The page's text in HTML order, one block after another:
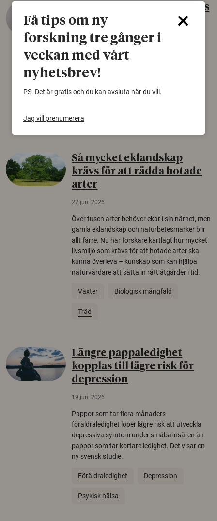
Gammalt skinn var Sveriges
äldsta sko
22 juni 2026
Det som arkeologer länge trodde var en
gammal sko. Fyndet bär spår av romerskt
Arkeologi
Så mycket eklandskap
krävs för att rädda hotade
arter
22 juni 2026
Över tusen arter behöver ekar i sin närhet, men
gamla eklandskap och naturbetesmarker blir
allt färre. Nu har forskare kartlagt hur mycket
livsmiljö som krävs för att hotade arter ska
kunna överleva – kunskap som kan hjälpa
naturvårdare att sätta in rätt åtgärder i tid.
Växter Biologisk mångfald
Träd
Längre pappaledighet
kopplas till lägre risk för
depression
19 juni 2026
Pappor som tar flera månaders
föräldraledighet löper lägre risk att utveckla
depressiva symtom under småbarnsåren än
pappor som tar kortare ledighet. Det visar en
ny svensk studie.
Föräldraledighet Depression
Psykisk hälsa
Få tips om ny
forskning tre gånger i
veckan med vårt
nyhetsbrev!
PS. Det är gratis och du kan avsluta när du vill.
Jag vill prenumerera